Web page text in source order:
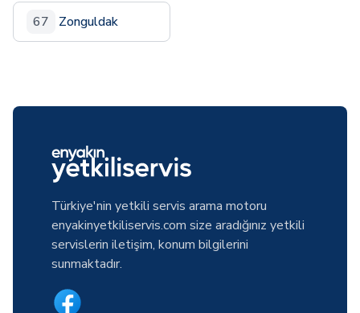
67 Zonguldak
Türkiye'nin yetkili servis arama motoru
enyakinyetkiliservis.com size aradığınız yetkili
servislerin iletişim, konum bilgilerini
sunmaktadır.